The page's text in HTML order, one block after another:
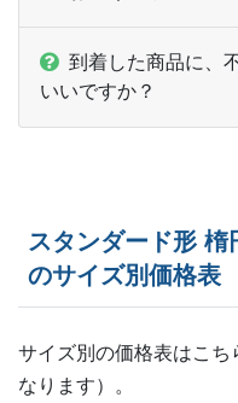
2,500部
3,000部
4,000部
4,500部
到着した商品に、
いいですか？
スタンダード形 楕
のサイズ別価格表
サイズ別の価格表はこち
なります）。